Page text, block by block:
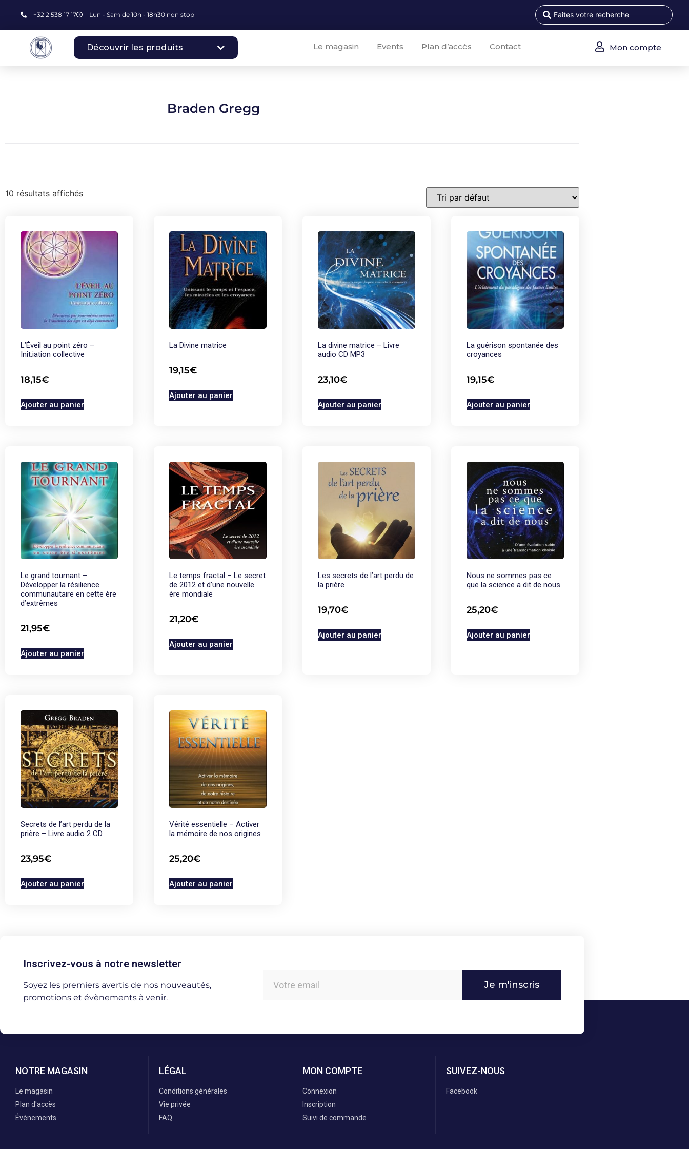
+32 2 538 17 17 Lun - Sam de 10h - 18h30 non stop
Découvrir les produits Le magasin Events Plan d’accès Contact Mon compte
Braden Gregg
10 résultats affichés
L’Éveil au point zéro –
Init.iation collective
18,15€
Ajouter au panier
La Divine matrice
19,15€
Ajouter au panier
La divine matrice – Livre
audio CD MP3
23,10€
Ajouter au panier
La guérison spontanée des
croyances
19,15€
Ajouter au panier
Le grand tournant –
Développer la résilience
communautaire en cette ère
d’extrêmes
21,95€
Ajouter au panier
Le temps fractal – Le secret
de 2012 et d’une nouvelle
ère mondiale
21,20€
Ajouter au panier
Les secrets de l’art perdu de
la prière
19,70€
Ajouter au panier
Nous ne sommes pas ce
que la science a dit de nous
25,20€
Ajouter au panier
Secrets de l’art perdu de la
prière – Livre audio 2 CD
23,95€
Ajouter au panier
Vérité essentielle – Activer
la mémoire de nos origines
25,20€
Ajouter au panier
Inscrivez-vous à notre newsletter
Soyez les premiers avertis de nos nouveautés,
promotions et évènements à venir.
Je m'inscris
NOTRE MAGASIN
Le magasin
Plan d'accès
Évènements
LÉGAL
Conditions générales
Vie privée
FAQ
MON COMPTE
Connexion
Inscription
Suivi de commande
SUIVEZ-NOUS
Facebook